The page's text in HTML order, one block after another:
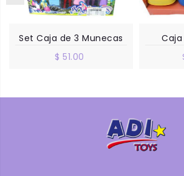
Set Caja de 3 Munecas
$ 51.00